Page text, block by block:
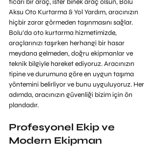
ticari bir araç, ister binek araç olsun, Bolu
Aksu Oto Kurtarma & Yol Yardım, aracınızın
hiçbir zarar görmeden taşınmasını sağlar.
Bolu’da oto kurtarma hizmetimizde,
araçlarınızı taşırken herhangi bir hasar
meydana gelmeden, doğru ekipmanlar ve
teknik bilgiyle hareket ediyoruz. Aracınızın
tipine ve durumuna göre en uygun taşıma
yöntemini belirliyor ve bunu uyguluyoruz. Her
adımda, aracınızın güvenliği bizim için ön
plandadır.
Profesyonel Ekip ve
Modern Ekipman